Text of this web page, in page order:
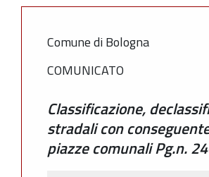
Comune di Bologna
COMUNICATO
Classificazione,
stradali con
piazze comunali Pg.n.